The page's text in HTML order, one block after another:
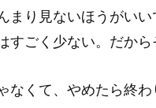
まり見ないほうがい
すごく少ない。だから
なくて、やめたら終